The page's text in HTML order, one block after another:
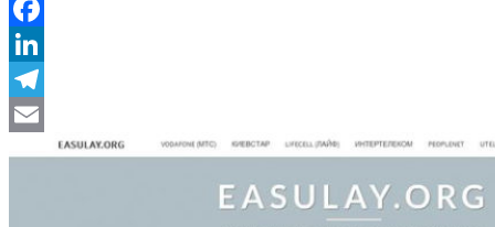
Facebook
LinkedIn
Telegram